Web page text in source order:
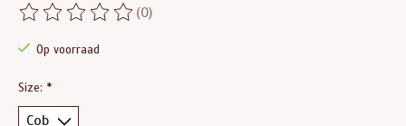
De beoordeling van dit product is
(0)
Op voorraad
Size: *